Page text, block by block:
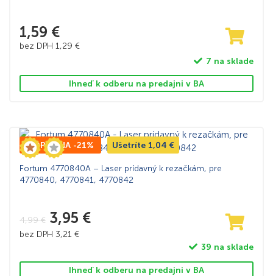
1,59 €
bez DPH 1,29 €
7 na sklade
Ihneď k odberu na predajni v BA
TOP CENA -21% Ušetríte 1,04 €
Fortum 4770840A – Laser prídavný k rezačkám, pre
4770840, 4770841, 4770842
4,99€ 3,95 €
bez DPH 3,21 €
39 na sklade
Ihneď k odberu na predajni v BA